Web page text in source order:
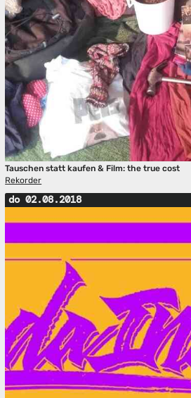
Tauschen statt kaufen & Film: the true cost
Rekorder
do 02.08.2018